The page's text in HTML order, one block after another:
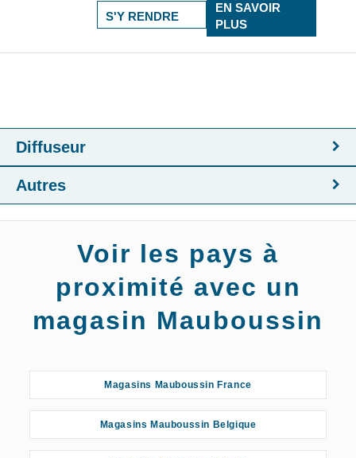
EN SAVOIR
PLUS
S'Y RENDRE
Diffuseur
Autres
Voir les pays à
proximité avec un
magasin Mauboussin
Magasins Mauboussin France
Magasins Mauboussin Belgique